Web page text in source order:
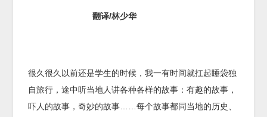
翻译/林少华
很久很久以前还是学生的时候，我一有时间就扛起睡袋独
自旅行，途中听当地人讲各种各样的故事：有趣的故事，
吓人的故事，奇妙的故事……每个故事都同当地的历史、